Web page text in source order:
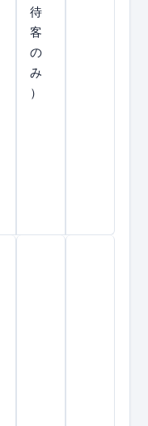
待
客
の
み
）